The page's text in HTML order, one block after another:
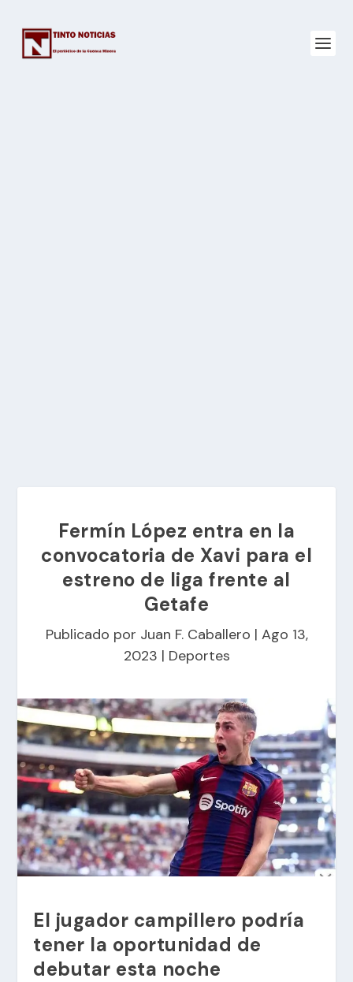
Fermín López entra en la
convocatoria de Xavi para el
estreno de liga frente al
Getafe
Publicado por Juan F. Caballero | Ago 13,
2023 | Deportes
El jugador campillero podría
tener la oportunidad de
debutar esta noche